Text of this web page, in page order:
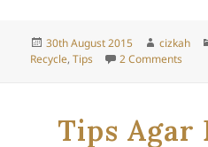
Posted
on
30th August 2015 Author
cizkah
Recycle,Tips 2 Commentson 5
Tips Agar